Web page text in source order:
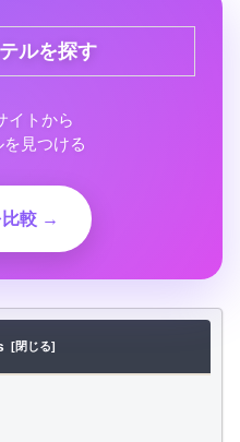
ルを探す
イトから
見つける
比較 →